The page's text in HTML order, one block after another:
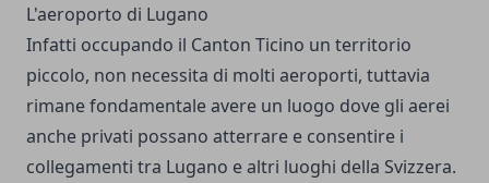
L'aeroporto di Lugano
Infatti occupando il Canton Ticino un territorio
piccolo, non necessita di molti aeroporti, tuttavia
rimane fondamentale avere un luogo dove gli aerei
anche privati possano atterrare e consentire i
collegamenti tra Lugano e altri luoghi della Svizzera.